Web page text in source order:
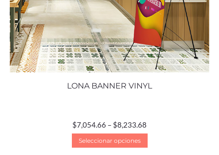
LONA BANNER VINYL
$7,054.66 – $8,233.68
Seleccionar opciones